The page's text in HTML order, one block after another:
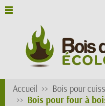
Accueil
Bois pour
Bois pour four à